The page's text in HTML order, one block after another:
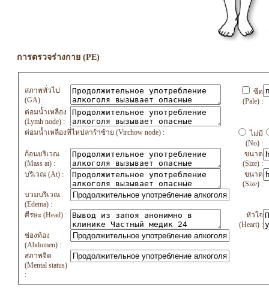
การตรวจร่างกาย (PE)
สภาพทั่วไป
(GA) :
ซีด
(Pale) :
ต่อมน้ำเหลือง
(Lymh node) :
ต่อมน้ำเหลืองที่ไหปลาร้าซ้าย (Virchow node) :
ไม่มี
(No) :
ก้อนบริเวณ
(Mass at) :
ขนาด
(Size) :
บริเวณ (At) :
ขนาด
(Size) :
บวมบริเวณ
(Edema) :
ศีรษะ (Head) :
หัวใจ
(Heart) :
ช่องท้อง
(Abdomen) :
สภาพจิต
(Mental status)
: